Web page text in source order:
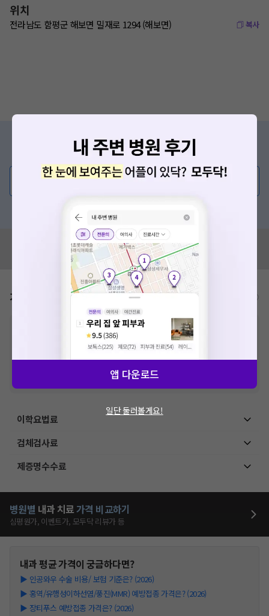
위치
전라남도 함평군 해보면 밀재로 1294 (해보면) 복사
증상/치료, 궁금한 점이 있나요?
의사가 직접 답해드려요!
💬 무엇이든 물어보세요
혹시 잘못된 병원정보가 있나요?
모두닥 팀에 알려주세요!
가격표 비급여/급여 진료란?
비급여 항목의 경우,추가비용 등으로 실제 가격과 상이할 수 있으니, 정확
한 가격은 해당 의료기관에 직접 문의해주세요.
건강보험심사평가원에 고지되어 있는 급여 진료 기준 가
격입니다. (진료와 연관된 복합적인 비용이 추가되어, 병원마다 금액이 다르게
산정될 수 있는 점 참고 바랍니다.)
VAT 포함
이학요법료
검체검사료
제증명수수료
병원별 내과 치료가격 비교하기
심평원가, 이벤트가, 모두닥 리뷰가 등
내과평균 가격이 궁금하다면?
▶ 인공와우 수술 비용/ 보험 기준은? (2026)
▶ 홍역/유행성이하선염/풍진(MMR) 예방접종 가격은? (2026)
▶ 장티푸스 예방접종 가격은? (2026)
앱 다운로드
일단 둘러볼게요!